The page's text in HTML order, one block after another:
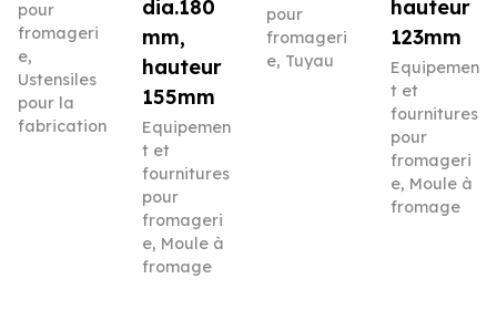
pour
fromageri
e,
Ustensiles
pour la
fabrication
dia.180
mm,
hauteur
155mm
Equipemen
t et
fournitures
pour
fromageri
e, Moule à
fromage
pour
fromageri
e, Tuyau
hauteur
123mm
Equipemen
t et
fournitures
pour
fromageri
e, Moule à
fromage